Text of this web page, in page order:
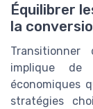
Équilibrer
la
Transitionner
implique de
économiques
stratégies